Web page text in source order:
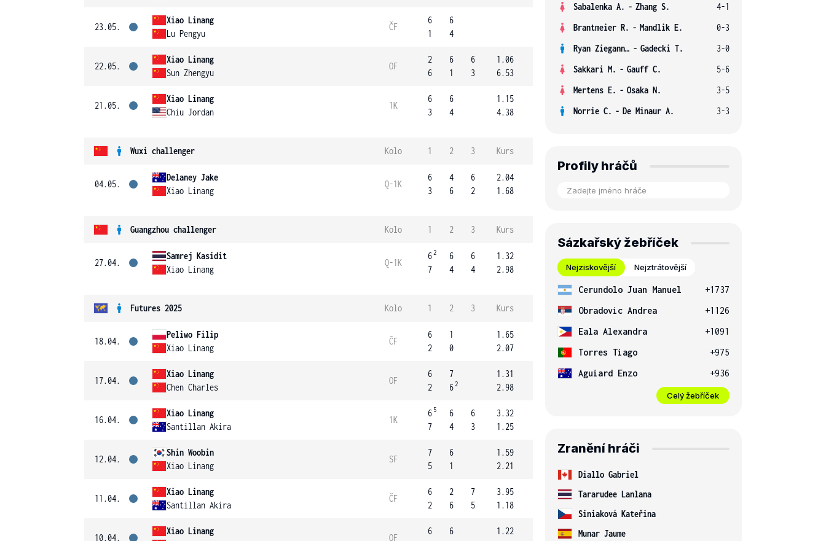
23.05.
Xiao Linang
Lu Pengyu
ČF
6
1
6
4
22.05.
Xiao Linang
Sun Zhengyu
OF
2
6
6
1
6
3
1.06
6.53
21.05.
Xiao Linang
Chiu Jordan
1K
6
3
6
4
1.15
4.38
Wuxi challenger Kolo 1 2 3 Kurs
04.05.
Delaney Jake
Xiao Linang
Q-1K
6
3
4
6
6
2
2.04
1.68
Guangzhou challenger Kolo 1 2 3 Kurs
27.04.
Samrej Kasidit
Xiao Linang
Q-1K
62
7
6
4
6
4
1.32
2.98
Futures 2025 Kolo 1 2 3 Kurs
18.04.
Peliwo Filip
Xiao Linang
ČF
6
2
1
0
1.65
2.07
17.04.
Xiao Linang
Chen Charles
OF
6
2
7
62
1.31
2.98
16.04.
Xiao Linang
Santillan Akira
1K
6 5
7
6
4
6
3
3.32
1.25
12.04.
Shin Woobin
Xiao Linang
SF
7
5
6
1
1.59
2.21
11.04.
Xiao Linang
Santillan Akira
ČF
6
2
2
6
7
5
3.95
1.18
10.04.
Xiao Linang
OF
6
6
1.22
Sabalenka A. - Zhang S.
4-1
Brantmeier R. - Mandlik E.
0-3
Ryan Ziegann S. - Gadecki T.
3-0
Sakkari M. - Gauff C.
5-6
Mertens E. - Osaka N.
3-5
Norrie C. - De Minaur A. 3-3
Profily hráčů
Sázkařský žebříček
Nejziskovější Nejztrátovější
Cerundolo Juan Manuel
+1737
Obradovic Andrea
+1126
Eala Alexandra
+1091
Torres Tiago
+975
Aguiard Enzo
+936
Celý žebříček
Zranění hráči
Diallo Gabriel
Tararudee Lanlana
Siniaková Kateřina
Munar Jaume